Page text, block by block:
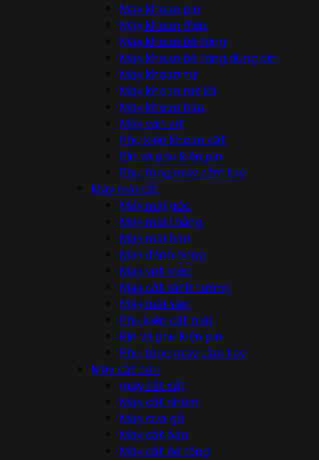
Máy khoan pin
Máy khoan điện
Máy khoan bê tông
Máy khoan bê tông dùng pin
Máy khoan từ
Máy khoan rút lõi
Máy khoan bàn
Máy vặn vít
Phụ kiện khoan cắt
Pin và phụ kiện pin
Phụ tùng máy cầm tay
Máy mài cắt
Máy mài góc
Máy mài thẳng
Máy mài bàn
Máy đánh bóng
Máy vát mép
Máy cắt rãnh tường
Máy mài sàn
Phụ kiện cắt mài
Pin và phụ kiện pin
Phụ tùng máy cầm tay
Máy cắt bàn
máy cắt sắt
Máy cắt nhôm
Máy cưa gỗ
Máy cắt bàn
Máy cắt bê tông